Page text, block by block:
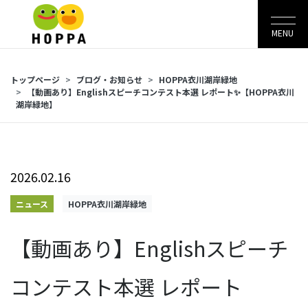
MENU
トップページ ブログ・お知らせ
HOPPA衣川湖岸緑地
【動画あり】Englishスピーチコンテスト本選 レポート✨【HOPPA衣川
湖岸緑地】
2026.02.16
ニュース HOPPA衣川湖岸緑地
【動画あり】Englishスピーチ
コンテスト本選 レポート